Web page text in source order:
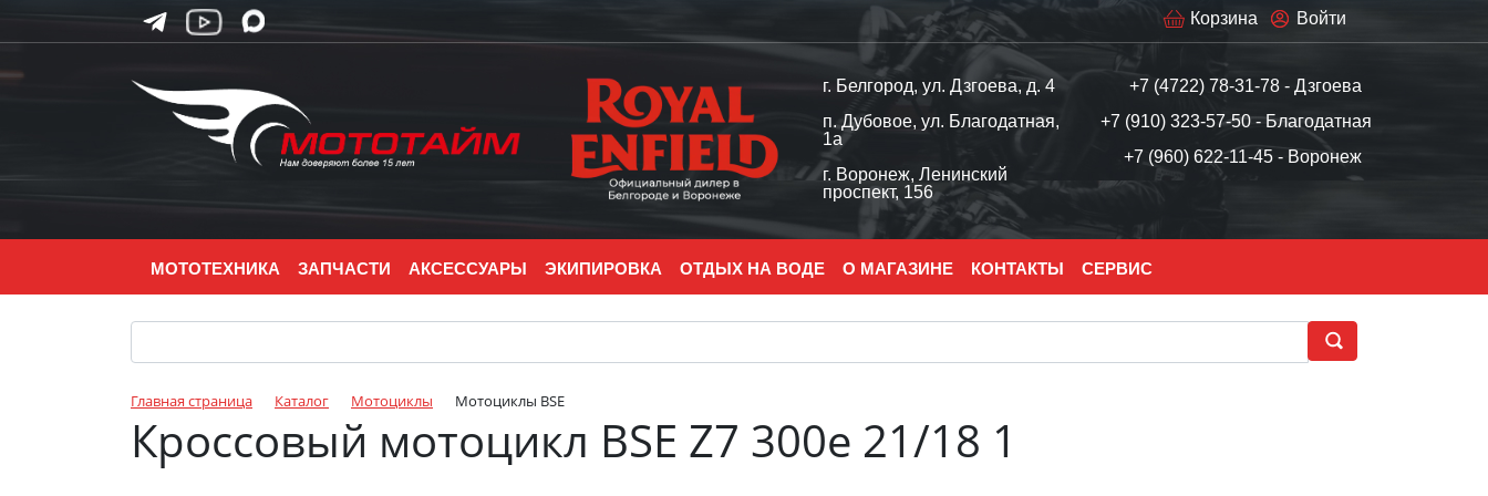
Войти
Корзина
г. Белгород, ул. Дзгоева, д. 4
п. Дубовое, ул. Благодатная,
1а
г. Воронеж, Ленинский
проспект, 156
+7 (4722) 78-31-78 - Дзгоева
+7 (910) 323-57-50 - Благодатная
+7 (960) 622-11-45 - Воронеж
МОТОТЕХНИКА ЗАПЧАСТИ АКСЕССУАРЫ ЭКИПИРОВКА ОТДЫХ НА ВОДЕ О МАГАЗИНЕ КОНТАКТЫ СЕРВИС
Главная страница Каталог Мотоциклы Мотоциклы BSE
Кроссовый мотоцикл BSE Z7 300e 21/18 1